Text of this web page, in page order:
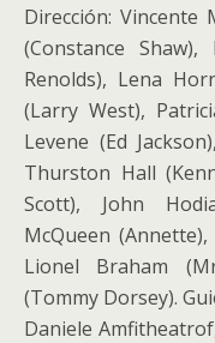
Dirección: Vincente
(Constance
Renolds), Lena
(Larry West),
Levene (Ed
Thurston Hall
Scott), John
McQueen
Lionel Braham
(Tommy Dorsey).
Daniele